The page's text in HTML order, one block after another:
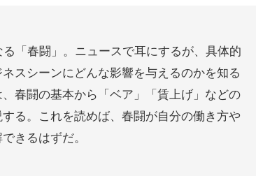
「春闘」。ニュースで耳にするが、具体的
スシーンにどんな影響を与えるのかを知る
春闘の基本から「ベア」「賃上げ」などの
る。これを読めば、春闘が自分の働き方や
きるはずだ。